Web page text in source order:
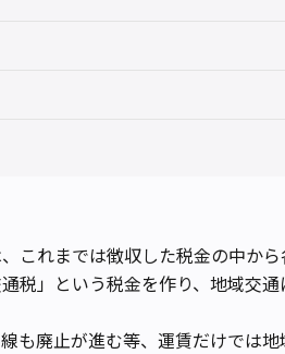
これまでは徴収した税金の中か
税」という税金を作り、地域交
も廃止が進む等、運賃だけでは